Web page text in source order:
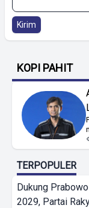
Kirim
KOPI PAHIT
TERPOPULER
Dukung
2029, Partai